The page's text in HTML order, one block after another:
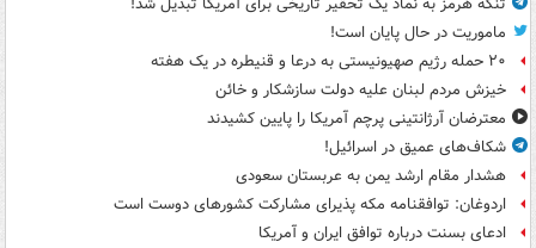
ماموریت در حال پایان است!
۲۰ حمله رژیم صهیونیستی به درعا و قنیطره در یک هفته
خیزش مردم لبنان علیه دولت سازشکار و خائن
معترضان آرژانتینی پرچم آمریکا را پایین کشیدند
شکاف‌های عمیق در اسرائیل!
هشدار مقام ارشد یمن به عربستان سعودی
اردوغان: توافقنامه مکه پذیرای مشارکت کشورهای دوست است
ادعای بسنت درباره توافق ایران و آمریکا